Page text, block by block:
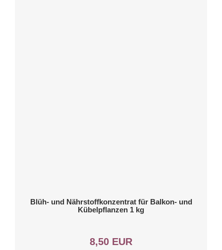
Blüh- und Nährstoffkonzentrat für Balkon- und
Kübelpflanzen 1 kg
8,50 EUR